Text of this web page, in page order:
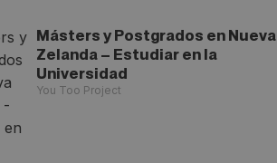
Másters y Postgrados en Nueva
Zelanda – Estudiar en la
Universidad
You Too Project